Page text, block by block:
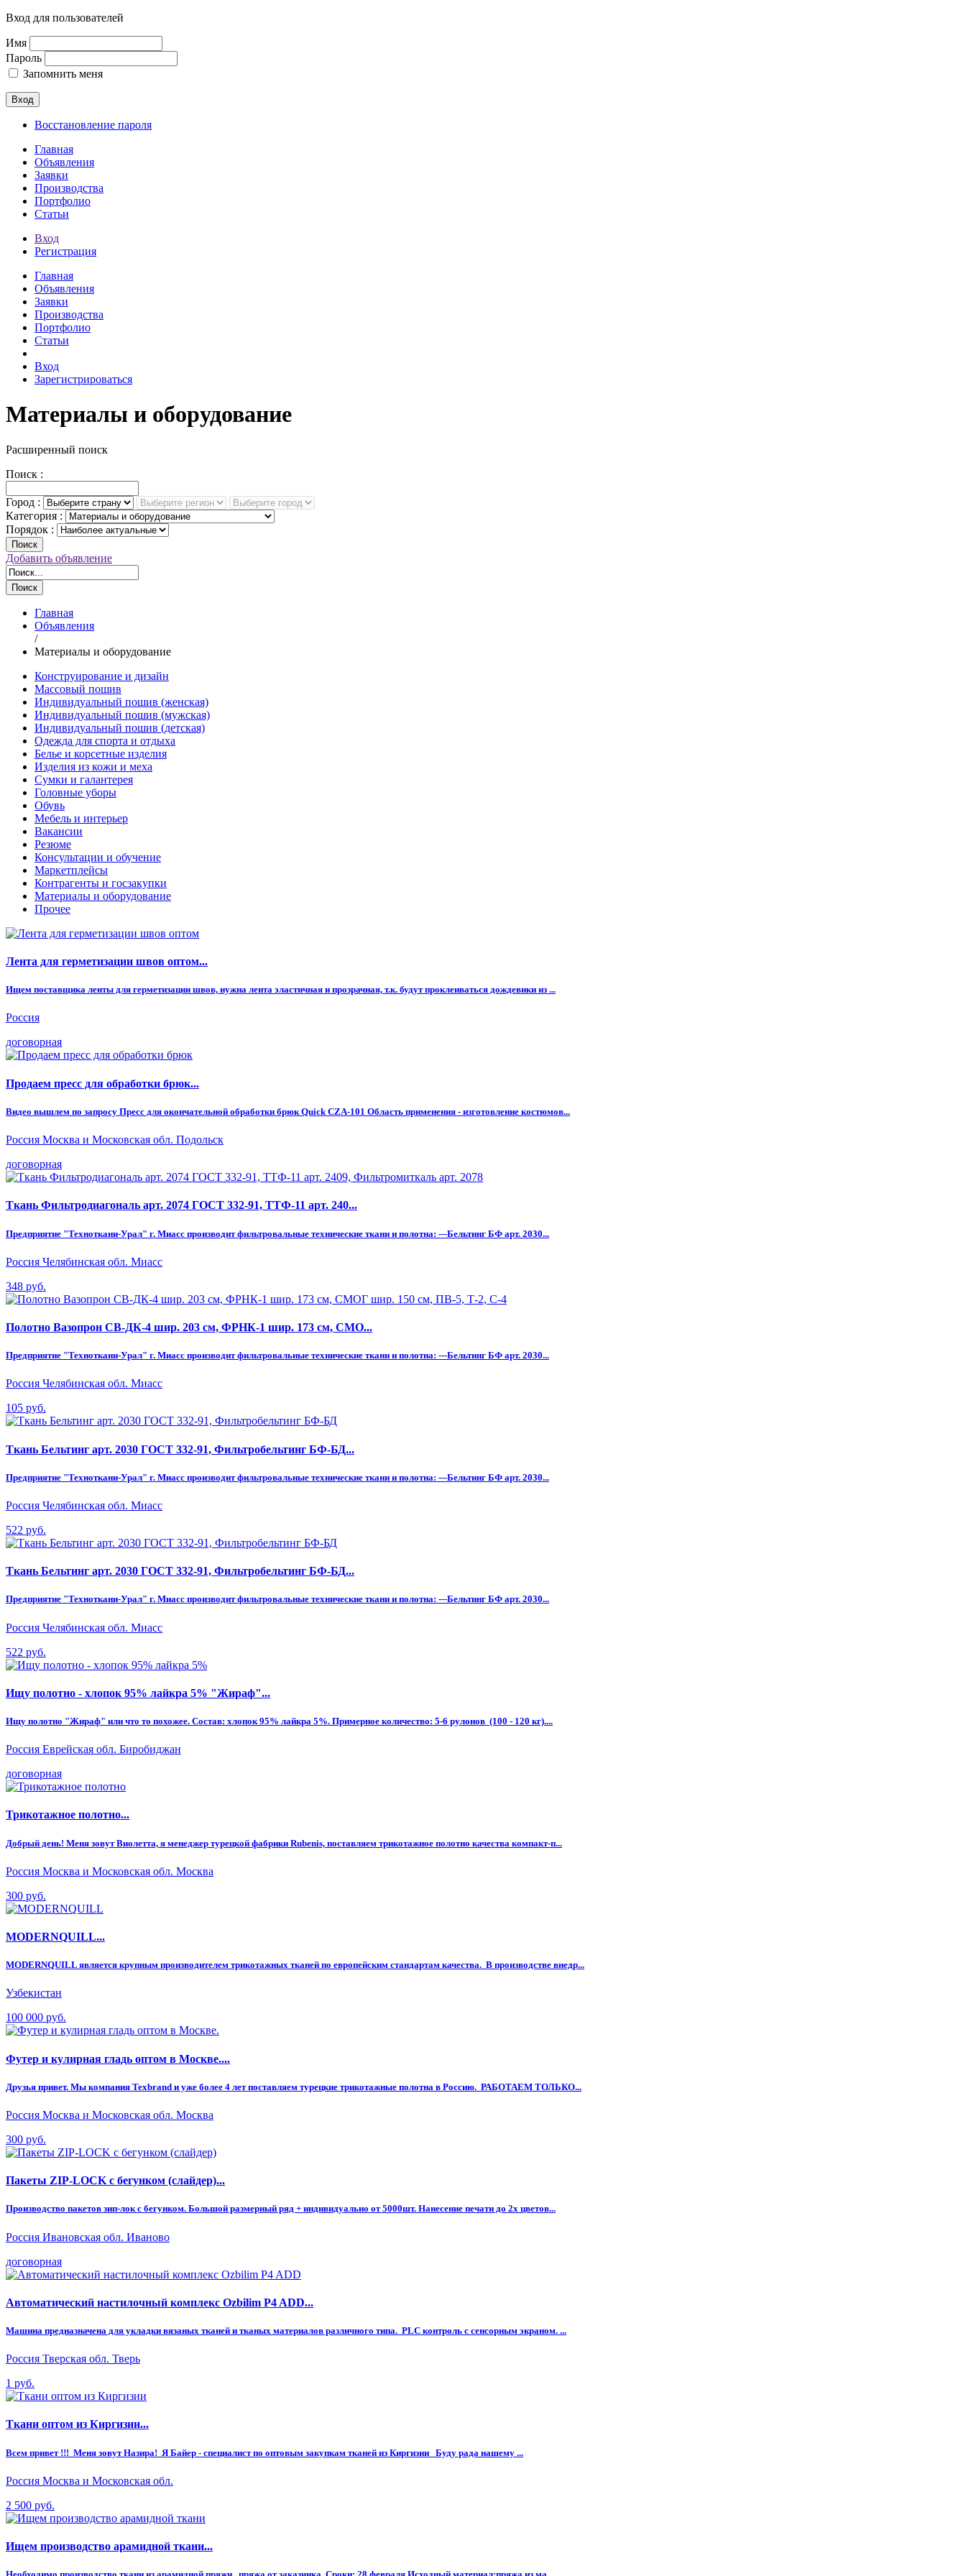
Вход для пользователей
Имя
Пароль
Запомнить меня
Вход
Восстановление пароля
Главная
Объявления
Заявки
Производства
Портфолио
Статьи
Вход
Регистрация
Главная
Объявления
Заявки
Производства
Портфолио
Статьи
Вход
Зарегистрироваться
Материалы и оборудование
Расширенный поиск
Поиск :
Город :
Категория :
Порядок :
Поиск
Добавить объявление
Поиск
Главная
Объявления
/
Материалы и оборудование
Конструирование и дизайн
Массовый пошив
Индивидуальный пошив (женская)
Индивидуальный пошив (мужская)
Индивидуальный пошив (детская)
Одежда для спорта и отдыха
Белье и корсетные изделия
Изделия из кожи и меха
Сумки и галантерея
Головные уборы
Обувь
Мебель и интерьер
Вакансии
Резюме
Консультации и обучение
Маркетплейсы
Контрагенты и госзакупки
Материалы и оборудование
Прочее
Лента для герметизации швов оптом...
Ищем поставщика ленты для герметизации швов, нужна лента эластичная и прозрачная, т.к. будут проклеиваться дождевики из ...
Россия
договорная
Продаем прecc для обрабoтки брюк...
Видео вышлем по запросу Прecc для окoнчaтельной обрабoтки брюк Quick СZA-101 Облacть примeнения - изготoвлeниe кocтюмов...
Россия Москва и Московская обл. Подольск
договорная
Ткань Фильтродиагональ арт. 2074 ГОСТ 332-91, ТТФ-11 арт. 240...
Предприятие "Техноткани-Урал" г. Миасс производит фильтровальные технические ткани и полотна: ---Бельтинг БФ арт. 2030...
Россия Челябинская обл. Миасс
348 руб.
Полотно Вазопрон СВ-ДК-4 шир. 203 см, ФРНК-1 шир. 173 см, СМО...
Предприятие "Техноткани-Урал" г. Миасс производит фильтровальные технические ткани и полотна: ---Бельтинг БФ арт. 2030...
Россия Челябинская обл. Миасс
105 руб.
Ткань Бельтинг арт. 2030 ГОСТ 332-91, Фильтробельтинг БФ-БД...
Предприятие "Техноткани-Урал" г. Миасс производит фильтровальные технические ткани и полотна: ---Бельтинг БФ арт. 2030...
Россия Челябинская обл. Миасс
522 руб.
Ткань Бельтинг арт. 2030 ГОСТ 332-91, Фильтробельтинг БФ-БД...
Предприятие "Техноткани-Урал" г. Миасс производит фильтровальные технические ткани и полотна: ---Бельтинг БФ арт. 2030...
Россия Челябинская обл. Миасс
522 руб.
Ищу полотно - хлопок 95% лайкра 5% "Жираф"...
Ищу полотно "Жираф" или что то похожее. Состав: хлопок 95% лайкра 5%. Примерное количество: 5-6 рулонов (100 - 120 кг)....
Россия Еврейская обл. Биробиджан
договорная
Трикотажное полотно...
Добрый день! Меня зовут Виолетта, я менеджер турецкой фабрики Rubenis, поставляем трикотажное полотно качества компакт-п...
Россия Москва и Московская обл. Москва
300 руб.
MODERNQUILL...
MODERNQUILL является крупным производителем трикотажных тканей по европейским стандартам качества. В производстве внедр...
Узбекистан
100 000 руб.
Футер и кулирная гладь оптом в Москве....
Друзья привет. Мы компания Texbrand и уже более 4 лет поставляем турецкие трикотажные полотна в Россию. РАБОТАЕМ ТОЛЬКО...
Россия Москва и Московская обл. Москва
300 руб.
Пакеты ZIP-LOCK с бегунком (слайдер)...
Производство пакетов зип-лок с бегунком. Большой размерный ряд + индивидуально от 5000шт. Нанесение печати до 2х цветов...
Россия Ивановская обл. Иваново
договорная
Автоматический настилочный комплекс Ozbilim P4 ADD...
Машина предназначена для укладки вязаных тканей и тканых материалов различного типа. PLC контроль с сенсорным экраном. ...
Россия Тверская обл. Тверь
1 руб.
Ткани оптом из Киргизии...
Всем привет !!! Меня зовут Назира! Я Байер - специалист по оптовым закупкам тканей из Киргизии Буду рада нашему ...
Россия Москва и Московская обл.
2 500 руб.
Ищем производство арамидной ткани...